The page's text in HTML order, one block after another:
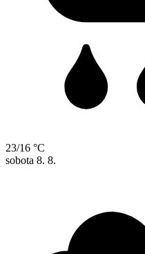
23/16 °C
sobota 8. 8.